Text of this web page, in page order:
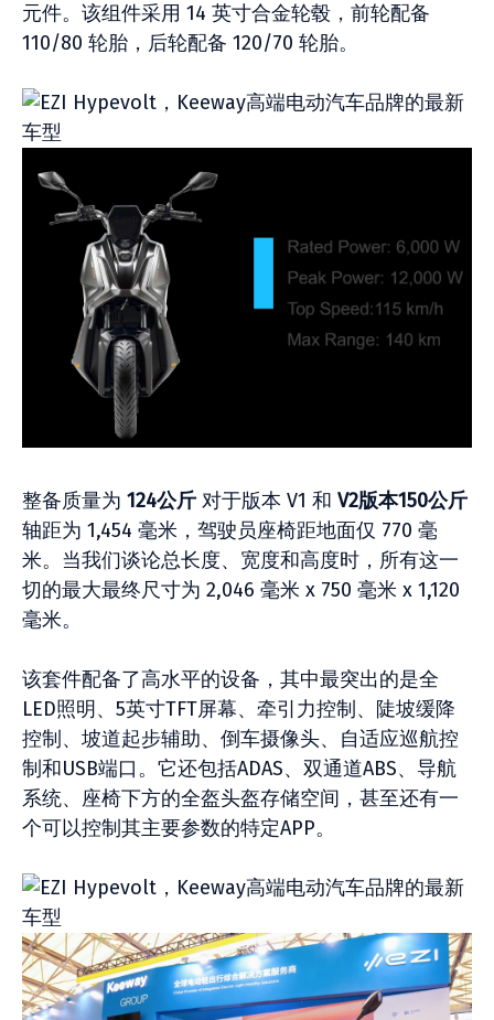
元件。该组件采用 14 英寸合金轮毂，前轮配备
110/80 轮胎，后轮配备 120/70 轮胎。
整备质量为 124公斤 对于版本 V1 和 V2版本150公斤
轴距为 1,454 毫米，驾驶员座椅距地面仅 770 毫
米。当我们谈论总长度、宽度和高度时，所有这一
切的最大最终尺寸为 2,046 毫米 x 750 毫米 x 1,120
毫米。
该套件配备了高水平的设备，其中最突出的是全
LED照明、5英寸TFT屏幕、牵引力控制、陡坡缓降
控制、坡道起步辅助、倒车摄像头、自适应巡航控
制和USB端口。它还包括ADAS、双通道ABS、导航
系统、座椅下方的全盔头盔存储空间，甚至还有一
个可以控制其主要参数的特定APP。